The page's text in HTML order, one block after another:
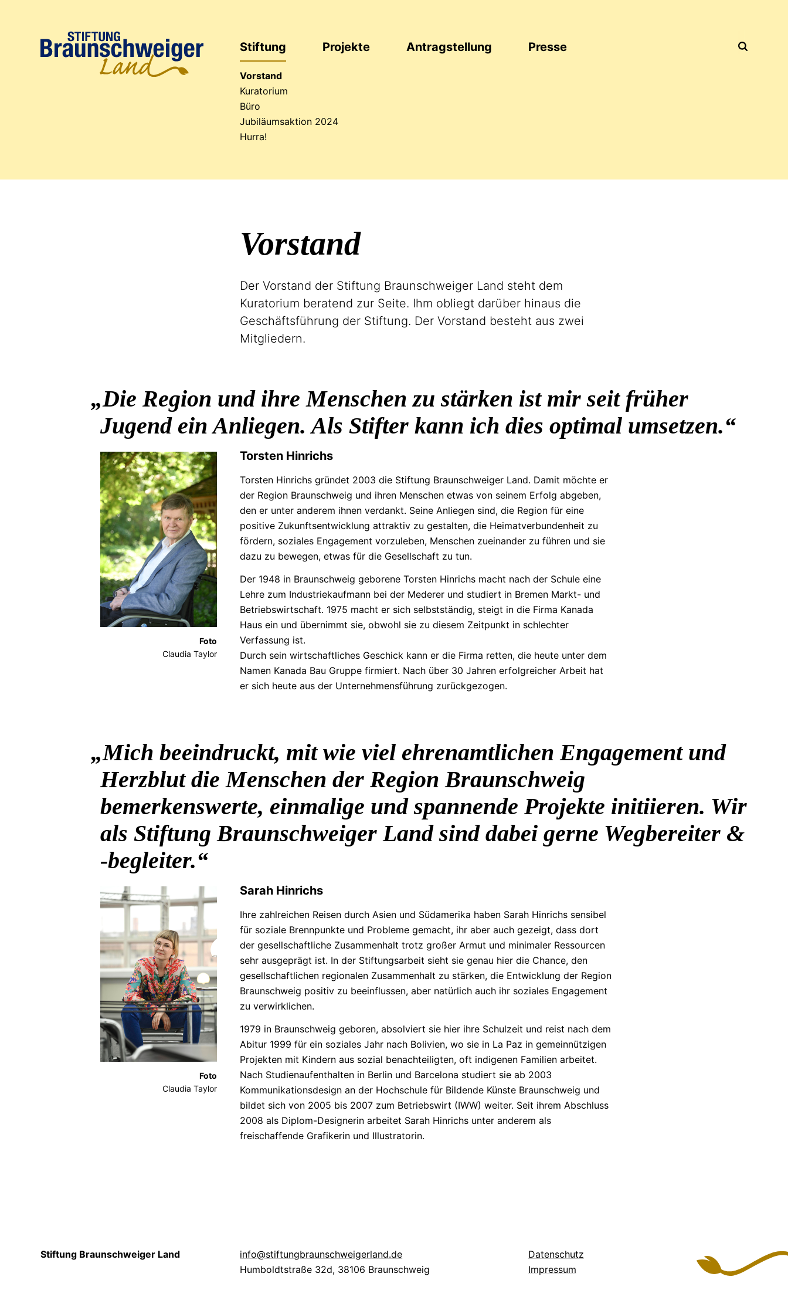
Stiftung
Vorstand
Kuratorium
Büro
Jubiläumsaktion 2024
Hurra!
Projekte Antragstellung Presse
Vorstand
Der Vorstand der Stiftung Braunschweiger Land steht dem
Kuratorium beratend zur Seite. Ihm obliegt darüber hinaus die
Geschäftsführung der Stiftung. Der Vorstand besteht aus zwei
Mitgliedern.
Die Region und ihre Menschen zu stärken ist mir seit früher
Jugend ein Anliegen. Als Stifter kann ich dies optimal umsetzen.
Torsten Hinrichs
Foto
Claudia Taylor
Torsten Hinrichs gründet 2003 die Stiftung Braunschweiger Land. Damit möchte er
der Region Braunschweig und ihren Menschen etwas von seinem Erfolg abgeben,
den er unter anderem ihnen verdankt. Seine Anliegen sind, die Region für eine
positive Zukunftsentwicklung attraktiv zu gestalten, die Heimatverbundenheit zu
fördern, soziales Engagement vorzuleben, Menschen zueinander zu führen und sie
dazu zu bewegen, etwas für die Gesellschaft zu tun.
Der 1948 in Braunschweig geborene Torsten Hinrichs macht nach der Schule eine
Lehre zum Industriekaufmann bei der Mederer und studiert in Bremen Markt- und
Betriebswirtschaft. 1975 macht er sich selbstständig, steigt in die Firma Kanada
Haus ein und übernimmt sie, obwohl sie zu diesem Zeitpunkt in schlechter
Verfassung ist.
Durch seinwirtschaftliches Geschick kann er die Firma retten, die heute unter dem
Namen Kanada Bau Gruppe firmiert. Nach über 30 Jahren erfolgreicher Arbeit hat
er sich heute aus der Unternehmensführung zurückgezogen.
Mich beeindruckt, mit wie viel ehrenamtlichen Engagement und
Herzblut die Menschen der Region Braunschweig
bemerkenswerte, einmalige und spannende Projekte initiieren. Wir
als Stiftung Braunschweiger Land sind dabei gerne Wegbereiter &
-begleiter.
Sarah Hinrichs
Foto
Claudia Taylor
Ihre zahlreichen Reisen durch Asien und Südamerika haben Sarah Hinrichs sensibel
für soziale Brennpunkte und Probleme gemacht, ihr aber auch gezeigt, dass dort
dergesellschaftliche Zusammenhalt trotz großer Armut und minimaler Ressourcen
sehr ausgeprägt ist. In der Stiftungsarbeit sieht sie genau hier die Chance, den
gesellschaftlichen regionalen Zusammenhalt zu stärken, die Entwicklung der Region
Braunschweig positiv zu beeinflussen, aber natürlich auch ihr soziales Engagement
zu verwirklichen.
1979 in Braunschweig geboren, absolviert sie hier ihre Schulzeit und reist nach dem
Abitur 1999 für ein soziales Jahr nach Bolivien, wo sie in La Paz in gemeinnützigen
Projekten mit Kindern aus sozial benachteiligten, oft indigenen Familien arbeitet.
Nach Studienaufenthalten in Berlin und Barcelona studiert sie ab 2003
Kommunikationsdesign an der Hochschule für Bildende Künste Braunschweig und
bildet sich von 2005 bis 2007 zum Betriebswirt (IWW) weiter. Seit ihrem Abschluss
2008 als Diplom-Designerin arbeitet Sarah Hinrichs unter anderem als
freischaffende Grafikerin und Illustratorin.
Stiftung Braunschweiger Land
info@stiftungbraunschweigerland.de
Humboldtstraße 32d, 38106 Braunschweig
Datenschutz
Impressum